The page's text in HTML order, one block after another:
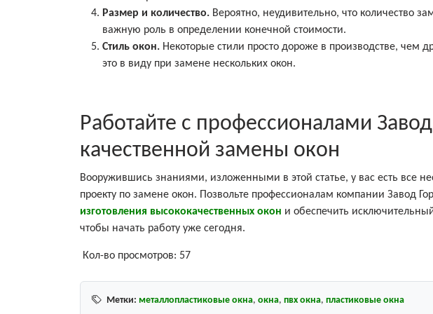
Размер и количество. Вероятно, неудивительно, что количество
важную роль в определении конечной стоимости.
Стиль окон. Некоторые стили просто дороже в производстве, чем
это в виду при замене нескольких окон.
Работайте с профессионалами
качественной замены окон
Вооружившись знаниями, изложенными в этой статье, у вас есть все
проекту по замене окон. Позвольте профессионалам компании Завод
изготовления высококачественных окон и обеспечить
чтобы начать работу уже сегодня.
Кол-во просмотров: 57
Метки: металлопластиковые окна, окна, пвх окна, пластиковые окна